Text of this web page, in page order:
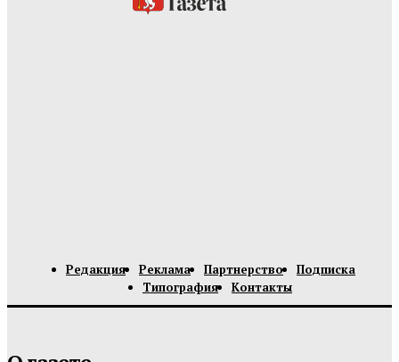
Редакция Реклама Партнерство
Подписка
Типография
Контакты